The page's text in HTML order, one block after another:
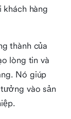
hàng
thành của
lòng tin và
Nó giúp
vào sản